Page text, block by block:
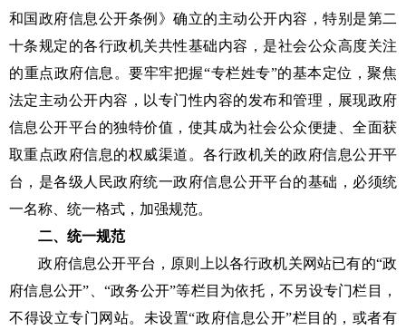
和国政府信息公开条例》确立的主动公开内容，特别是第二
十条规定的各行政机关共性基础内容，是社会公众高度关注
的重点政府信息。要牢牢把握“专栏姓专”的基本定位，聚焦
法定主动公开内容，以专门性内容的发布和管理，展现政府
信息公开平台的独特价值，使其成为社会公众便捷、全面获
取重点政府信息的权威渠道。各行政机关的政府信息公开平
台，是各级人民政府统一政府信息公开平台的基础，必须统
一名称、统一格式，加强规范。
二、统一规范
政府信息公开平台，原则上以各行政机关网站已有的“政
府信息公开”、“政务公开”等栏目为依托，不另设专门栏目，
不得设立专门网站。未设置“政府信息公开”栏目的，或者有